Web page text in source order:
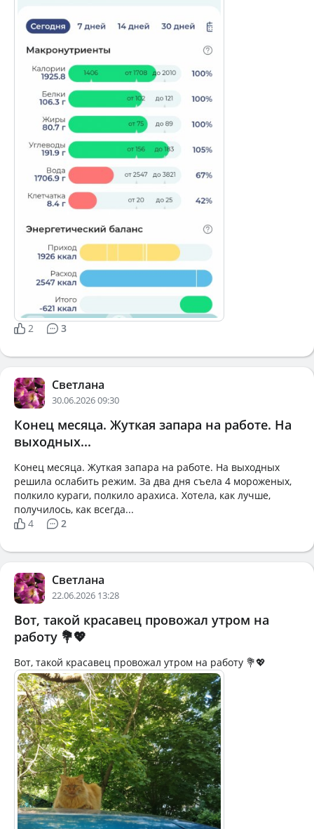
2 3
Светлана
30.06.2026 09:30
Конец месяца. Жуткая запара на работе. На
выходных...
Конец месяца. Жуткая запара на работе. На выходных
решила ослабить режим. За два дня съела 4 мороженых,
полкило кураги, полкило арахиса. Хотела, как лучше,
получилось, как всегда...
4
2
Светлана
22.06.2026 13:28
Вот, такой красавец провожал утром на
работу 💐💖
Вот, такой красавец провожал утром на работу 💐💖